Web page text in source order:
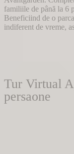
familiile de până la 6
Beneficiind de o
indiferent de vreme,
Tur Virtual
persaone
AI Brașov
Online